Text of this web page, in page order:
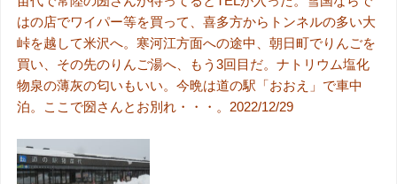
はの店でワイパー等を買って、喜多方からトンネルの多い大
峠を越して米沢へ。寒河江方面への途中、朝日町でりんごを
買い、その先のりんご湯へ、もう3回目だ。ナトリウム塩化
物泉の薄灰の匂いもいい。今晩は道の駅「おおえ」で車中
泊。ここで圀さんとお別れ・・・。2022/12/29